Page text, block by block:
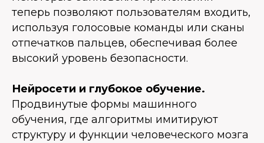
теперь позволяют пользователям входить,
используя голосовые команды или сканы
отпечатков пальцев, обеспечивая более
высокий уровень безопасности.
Нейросети и глубокое обучение.
Продвинутые формы машинного
обучения, где алгоритмы имитируют
структуру и функции человеческого мозга